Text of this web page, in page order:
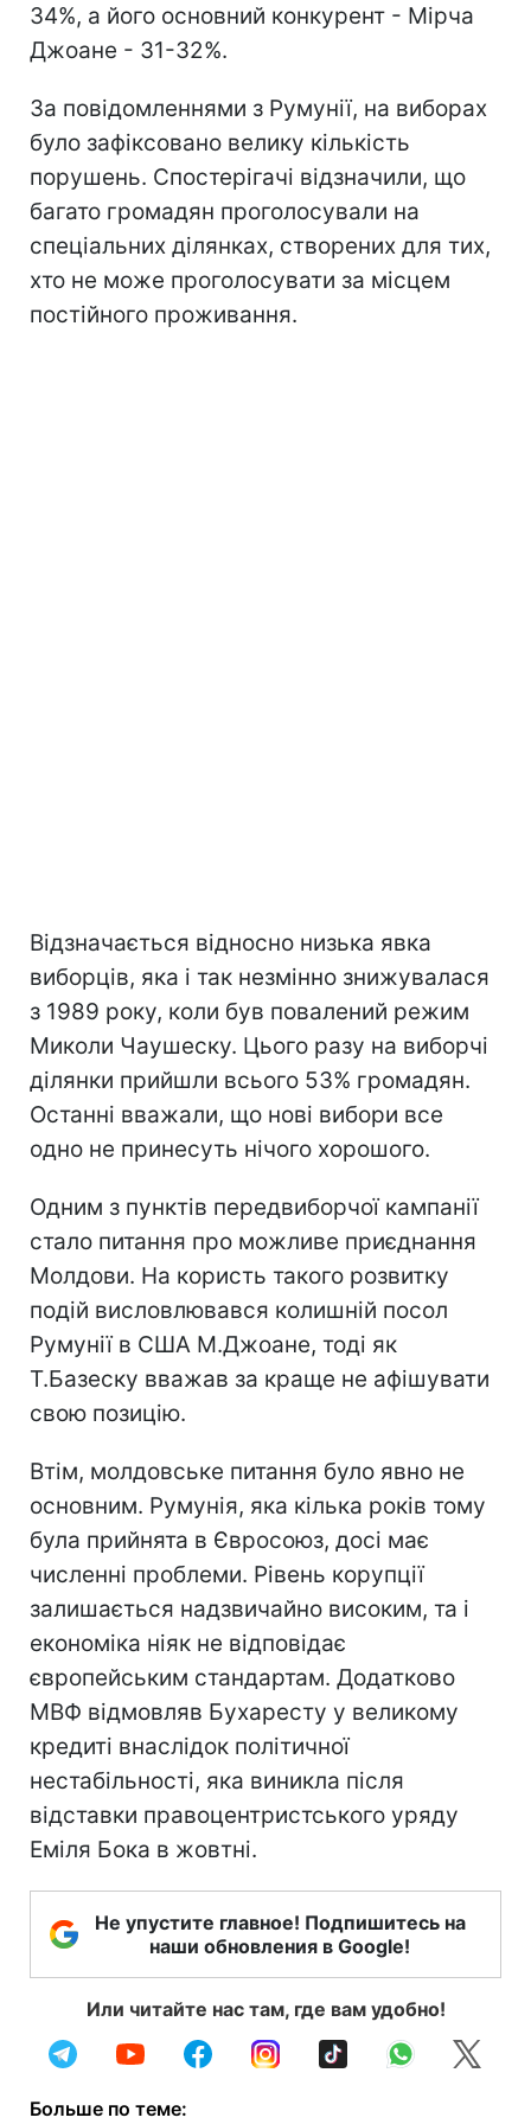
34%, а його основний конкурент - Мірча
Джоане - 31-32%.
За повідомленнями з Румунії, на виборах
було зафіксовано велику кількість
порушень. Спостерігачі відзначили, що
багато громадян проголосували на
спеціальних ділянках, створених для тих,
хто не може проголосувати за місцем
постійного проживання.
Відзначається відносно низька явка
виборців, яка і так незмінно знижувалася
з 1989 року, коли був повалений режим
Миколи Чаушеску. Цього разу на виборчі
ділянки прийшли всього 53% громадян.
Останні вважали, що нові вибори все
одно не принесуть нічого хорошого.
Одним з пунктів передвиборчої кампанії
стало питання про можливе приєднання
Молдови. На користь такого розвитку
подій висловлювався колишній посол
Румунії в США М.Джоане, тоді як
Т.Базеску вважав за краще не афішувати
свою позицію.
Втім, молдовське питання було явно не
основним. Румунія, яка кілька років тому
була прийнята в Євросоюз, досі має
численні проблеми. Рівень корупції
залишається надзвичайно високим, та і
економіка ніяк не відповідає
європейським стандартам. Додатково
МВФ відмовляв Бухаресту у великому
кредиті внаслідок політичної
нестабільності, яка виникла після
відставки правоцентристського уряду
Еміля Бока в жовтні.
Не упустите главное! Подпишитесь на
наши обновления в Google!
Или читайте нас там, где вам удобно!
Больше по теме: